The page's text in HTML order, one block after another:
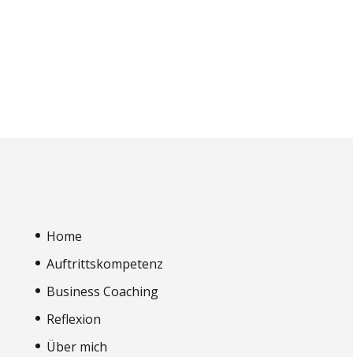
Home
Auftrittskompetenz
Business Coaching
Reflexion
Über mich